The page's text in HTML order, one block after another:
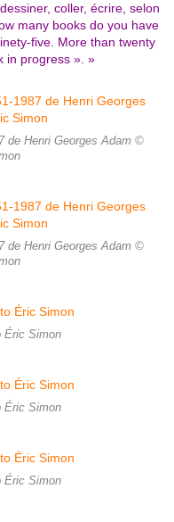
coller, écrire, selon
many books do you have
five. More than twenty
in progress ». »
de Henri Georges Adam ©
de Henri Georges Adam ©
Éric Simon
Éric Simon
Éric Simon